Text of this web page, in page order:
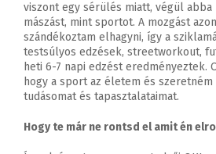
viszont egy sérülés miatt, végül
mászást, mint sportot. A mozgást
szándékoztam elhagyni, így a
testsúlyos edzések, streetworkout,
heti 6-7 napi edzést eredményeztek.
hogy a sport az életem és szeretném
tudásomat és tapasztalataimat.
Hogy te már ne rontsd el amit én